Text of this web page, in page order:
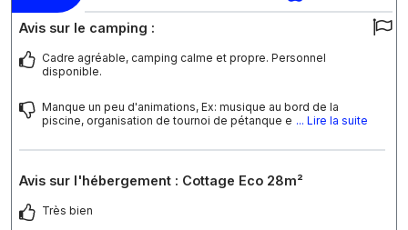
Avis sur le camping :
Cadre agréable, camping calme et propre. Personnel
disponible.
Manque un peu d'animations, Ex: musique au bord de la
piscine, organisation de tournoi de pétanque e ... Lire la suite
Avis sur l'hébergement : Cottage Eco 28m²
Très bien